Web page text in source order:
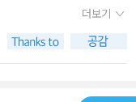
고 믿지.' (정확한 대사
간달프의 이 대사는 <
지 어떤지는 나중에 알
책을 다 읽자 빌보가
)이 아닌, 소박한 일상
더보기